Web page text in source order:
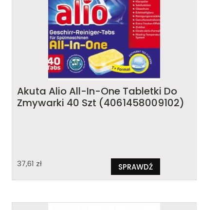
Akuta Alio All-In-One Tabletki Do
Zmywarki 40 Szt (4061458009102)
37,61 zł SPRAWDŹ